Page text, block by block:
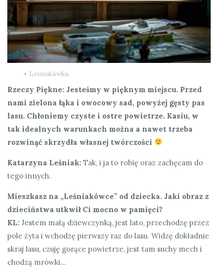
Leśniakówka.
Rzeczy Piękne: Jesteśmy w pięknym miejscu. Przed
nami zielona łąka i owocowy sad, powyżej gęsty pas
lasu. Chłoniemy czyste i ostre powietrze. Kasiu, w
tak idealnych warunkach można a nawet trzeba
rozwinąć skrzydła własnej twórczości
Katarzyna Leśniak: Tak, i ja to robię oraz zachęcam do
tego innych.
Mieszkasz na „Leśniakówce” od dziecka. Jaki obraz z
dzieciństwa utkwił Ci mocno w pamięci?
KL: Jestem małą dziewczynką, jest lato, przechodzę przez
pole żyta i wchodzę pierwszy raz do lasu. Widzę dokładnie
skraj lasu, czuję gorące powietrze, jest tam suchy mech i
chodzą mrówki…